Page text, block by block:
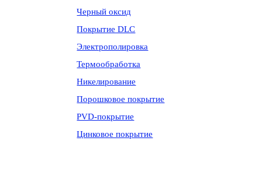
Черный оксид
Покрытие DLC
Электрополировка
Термообработка
Никелирование
Порошковое покрытие
PVD-покрытие
Цинковое покрытие